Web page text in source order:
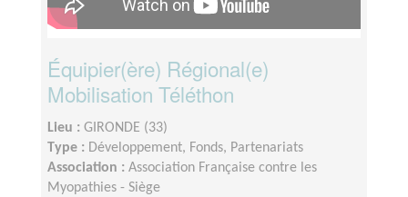
Équipier(ère) Régional(e)
Mobilisation Téléthon
Lieu : GIRONDE (33)
Type : Développement, Fonds, Partenariats
Association : Association Française contre les
Myopathies - Siège